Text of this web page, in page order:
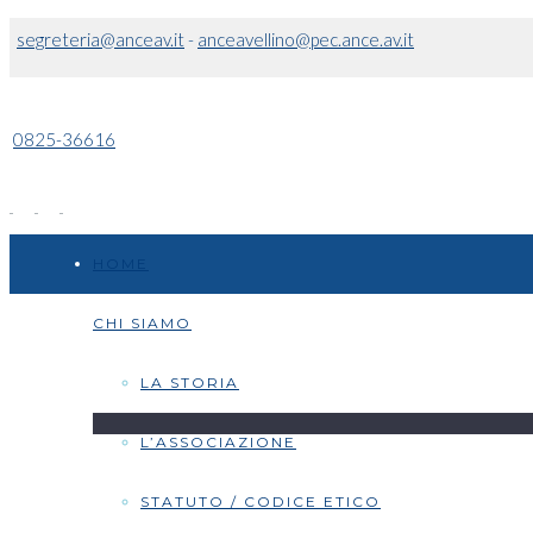
segreteria@anceav.it- anceavellino@pec.ance.av.it
0825-36616
CHI SIAMO
LA STORIA
L’ASSOCIAZIONE
STATUTO / CODICE ETICO